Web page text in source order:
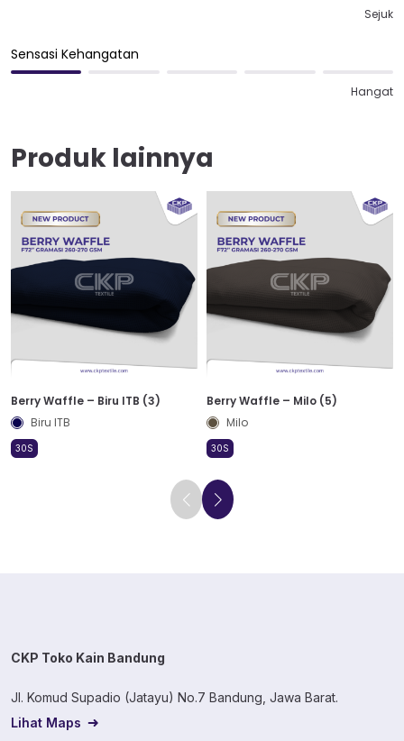
Sejuk
Sensasi Kehangatan
Hangat
Produk lainnya
Berry Waffle – Biru ITB (3)
Biru ITB
30S
Berry Waffle – Milo (5)
Milo
30S
CKP Toko Kain Bandung
Jl. Komud Supadio (Jatayu) No.7 Bandung, Jawa Barat.
Lihat Maps